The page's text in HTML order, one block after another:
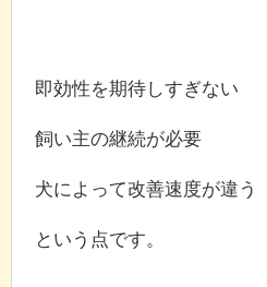
即効性を期待しすぎない
飼い主の継続が必要
犬によって改善速度が違う
という点です。